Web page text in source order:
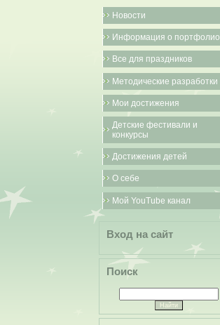
Новости
Информация о портфолио
Все для праздников
Методические разработки
Мои достижения
Детские фестивали и
конкурсы
Достижения детей
О себе
Мой YouTube канал
Вход на сайт
Поиск